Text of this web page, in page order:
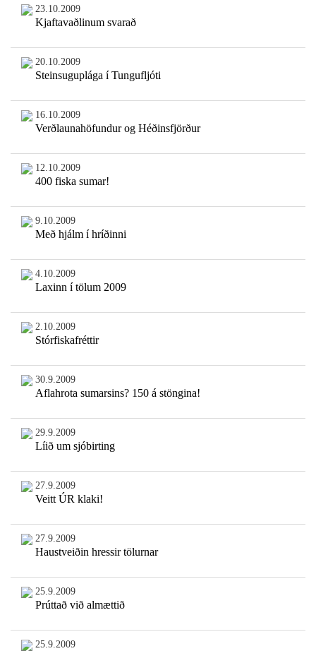
23.10.2009
Kjaftavaðlinum svarað
20.10.2009
Steinsuguplága í Tungufljóti
16.10.2009
Verðlaunahöfundur og Héðinsfjörður
12.10.2009
400 fiska sumar!
9.10.2009
Með hjálm í hríðinni
4.10.2009
Laxinn í tölum 2009
2.10.2009
Stórfiskafréttir
30.9.2009
Aflahrota sumarsins? 150 á stöngina!
29.9.2009
Líið um sjóbirting
27.9.2009
Veitt ÚR klaki!
27.9.2009
Haustveiðin hressir tölurnar
25.9.2009
Prúttað við almættið
25.9.2009